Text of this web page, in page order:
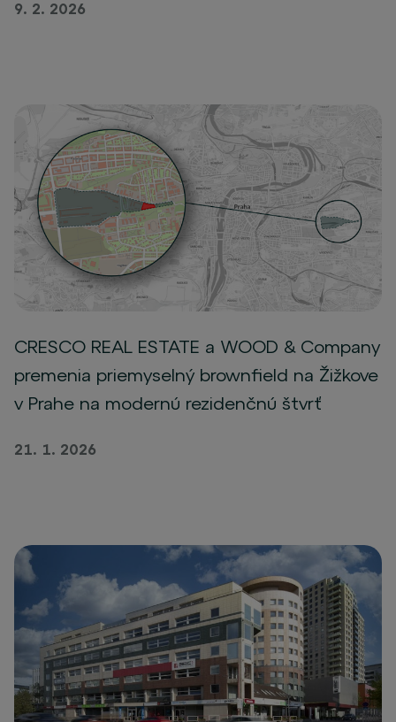
9. 2. 2026
CRESCO REAL ESTATE a WOOD & Company
premenia priemyselný brownfield na Žižkove
v Prahe na modernú rezidenčnú štvrť
21. 1. 2026